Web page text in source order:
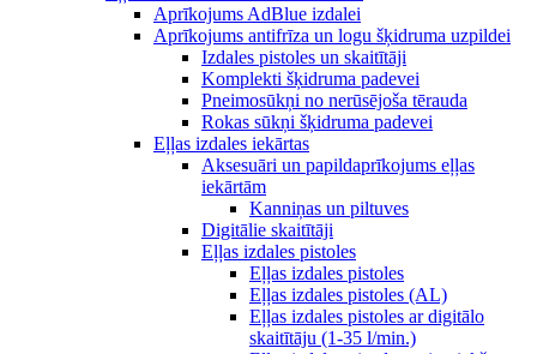
Aprīkojums AdBlue izdalei
Aprīkojums antifrīza un logu šķidruma uzpildei
Izdales pistoles un skaitītāji
Komplekti šķidruma padevei
Pneimosūkņi no nerūsējoša tērauda
Rokas sūkņi šķidruma padevei
Eļļas izdales iekārtas
Aksesuāri un papildaprīkojums eļļas
iekārtām
Kanniņas un piltuves
Digitālie skaitītāji
Eļļas izdales pistoles
Eļļas izdales pistoles
Eļļas izdales pistoles (AL)
Eļļas izdales pistoles ar digitālo
skaitītāju (1-35 l/min.)